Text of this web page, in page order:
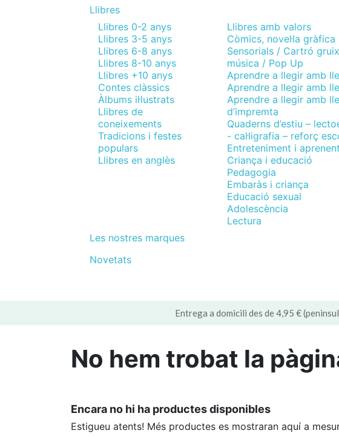
Llibres
Llibres 0-2 anys
Llibres 3-5 anys
Llibres 6-8 anys
Llibres 8-10 anys
Llibres +10 anys
Contes clàssics
Àlbums il·lustrats
Llibres de
coneixements
Tradicions i festes
populars
Llibres en anglès
Llibres amb valors
Còmics, novel·la gràfica
Sensorials / Cartró
música / Pop Up
Aprendre a llegir amb
Aprendre a llegir amb
Aprendre a llegir amb
d’impremta
Quaderns d’estiu –
- cal·ligrafia – reforç
Entreteniment i
Criança i educació
Pedagogia
Embaràs i criança
Educació sexual
Adolescència
Lectura
Les nostres marques
Novetats
Entrega a domicili des de 4,95 €
No hem trobat la
Encara no hi ha productes disponibles
Estigueu atents! Més productes es mostraran aquí a